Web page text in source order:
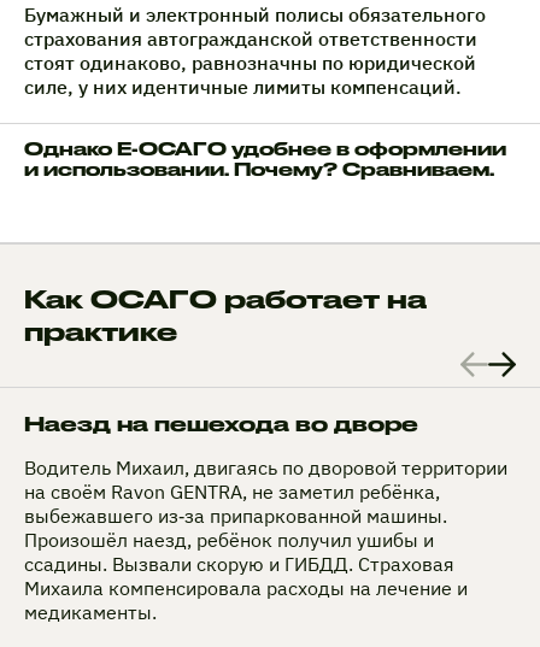
Бумажный и электронный полисы обязательного
страхования автогражданской ответственности
стоят одинаково, равнозначны по юридической
силе, у них идентичные лимиты компенсаций.
Однако Е-ОСАГО удобнее в оформлении
и использовании. Почему? Сравниваем.
Как ОСАГО работает на
практике
Наезд на пешехода во дворе
Водитель Михаил, двигаясь по дворовой территории
на своём Ravon GENTRA, не заметил ребёнка,
выбежавшего из‑за припаркованной машины.
Произошёл наезд, ребёнок получил ушибы и
ссадины. Вызвали скорую и ГИБДД. Страховая
Михаила компенсировала расходы на лечение и
медикаменты.